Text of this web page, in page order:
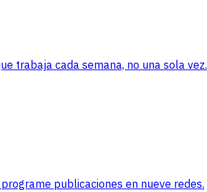
trabaja cada semana, no una sola vez.
publicaciones en nueve redes.